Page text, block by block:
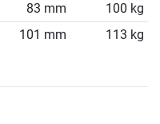
83 mm
100 kg
101 mm 113 kg